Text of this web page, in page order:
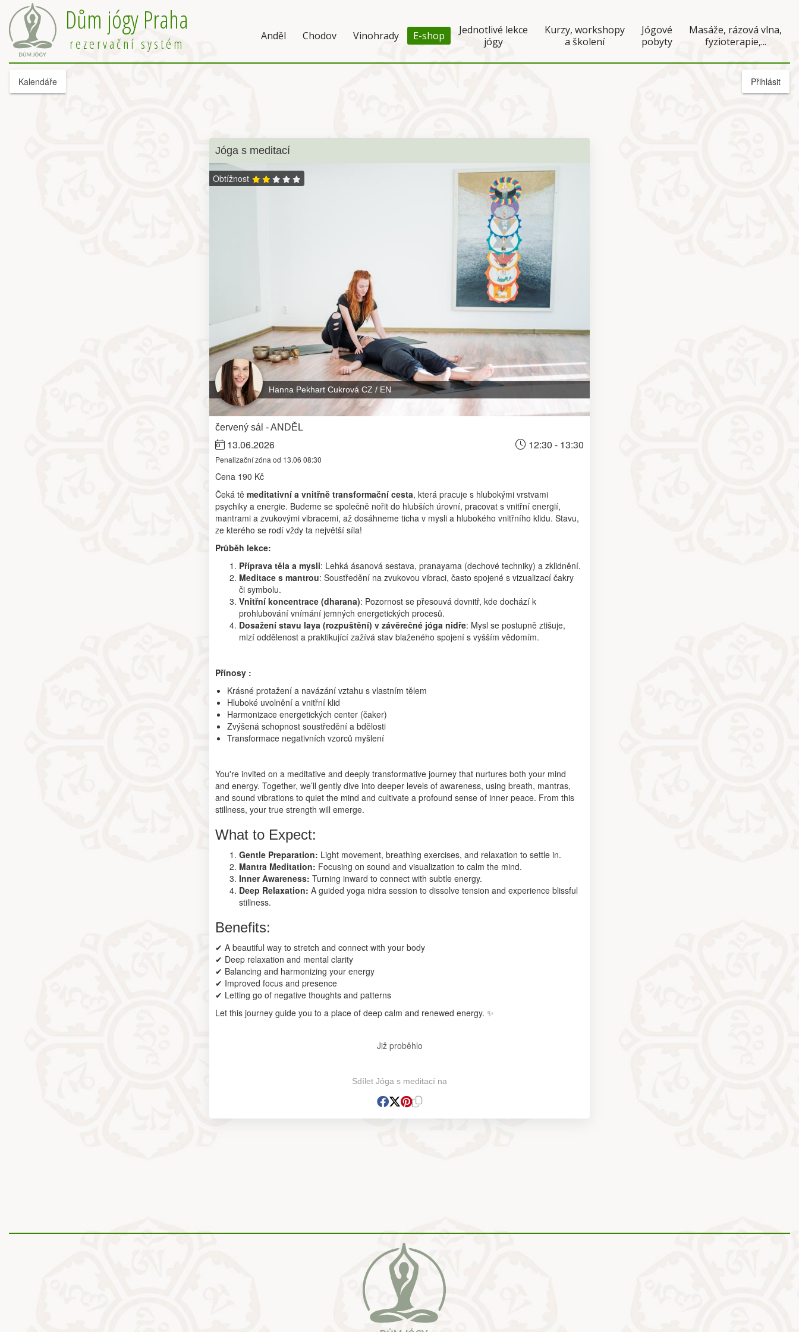
Dům jógy Praha
rezervační systém Anděl Chodov Vinohrady E-shop
Jednotlivé lekce
jógy
Kurzy, workshopy
a školení
Jógové
pobyty
Masáže, rázová vlna,
fyzioterapie,...
Kalendáře Přihlásit
Jóga s meditací
Obtížnost
Hanna Pekhart Cukrová CZ / EN
červený sál - ANDĚL
13.06.2026 12:30 - 13:30
Penalizační zóna od 13.06 08:30
Cena 190 Kč
Čeká tě meditativní a vnitřně transformační cesta, která pracuje s hlubokými vrstvami
psychiky a energie. Budeme se společně nořit do hlubších úrovní, pracovat s vnitřní energií,
mantrami a zvukovými vibracemi, až dosáhneme ticha v mysli a hlubokého vnitřního klidu. Stavu,
ze kterého se rodí vždy ta největší síla!
Průběh lekce:
Příprava těla a mysli: Lehká ásanová sestava, pranayama (dechové techniky) a zklidnění.
Meditace s mantrou: Soustředění na zvukovou vibraci, často spojené s vizualizací čakry
či symbolu.
Vnitřní koncentrace (dharana): Pozornost se přesouvá dovnitř, kde dochází k
prohlubování vnímání jemných energetických procesů.
Dosažení stavu laya (rozpuštění) v závěrečné jóga nidře: Mysl se postupně ztišuje,
mizí oddělenost a praktikující zažívá stav blaženého spojení s vyšším vědomím.
Přínosy :
Krásné protažení a navázání vztahu s vlastním tělem
Hluboké uvolnění a vnitřní klid
Harmonizace energetických center (čaker)
Zvýšená schopnost soustředění a bdělosti
Transformace negativních vzorců myšlení
You're invited on a meditative and deeply transformative journey that nurtures both your mind
and energy. Together, we’ll gently dive into deeper levels of awareness, using breath, mantras,
and sound vibrations to quiet the mind and cultivate a profound sense of inner peace. From this
stillness, your true strength will emerge.
What to Expect:
Gentle Preparation: Light movement, breathing exercises, and relaxation to settle in.
Mantra Meditation: Focusing on sound and visualization to calm the mind.
Inner Awareness: Turning inward to connect with subtle energy.
Deep Relaxation: A guided yoga nidra session to dissolve tension and experience blissful
stillness.
Benefits:
✔ A beautiful way to stretch and connect with your body
✔ Deep relaxation and mental clarity
✔ Balancing and harmonizing your energy
✔ Improved focus and presence
✔ Letting go of negative thoughts and patterns
Let this journey guide you to a place of deep calm and renewed energy. ✨
Již proběhlo
Sdílet Jóga s meditací na